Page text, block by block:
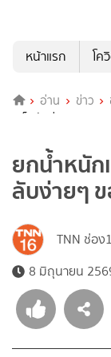
หน้าแรก
โค
อ่าน ข่าว
เคล็ดลับง่ายๆ ของก
ยกน้ำหนัก
ลับง่ายๆ
TNN ช่อง
8 มิถุนายน